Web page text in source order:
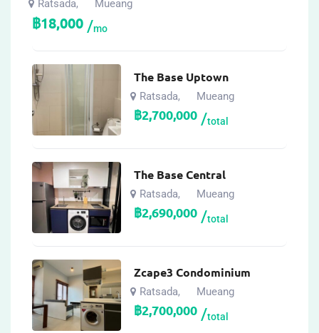
Ratsada, Mueang
฿18,000 mo
The Base Uptown
Ratsada, Mueang
฿2,700,000 total
The Base Central
Ratsada, Mueang
฿2,690,000 total
Zcape3 Condominium
Ratsada, Mueang
฿2,700,000 total